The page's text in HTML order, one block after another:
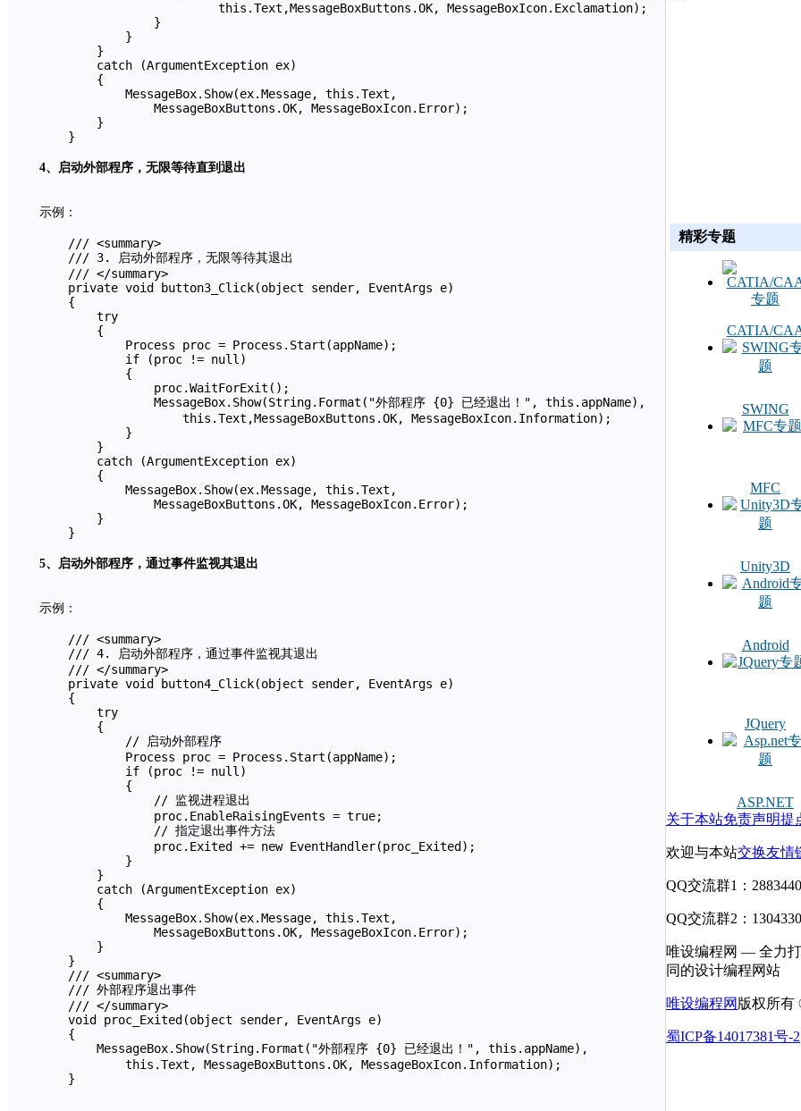
                         this.Text,MessageBoxButtons.OK, MessageBoxIcon.Exclamation);
                }
            }
        }
        catch (ArgumentException ex)
        {
            MessageBox.Show(ex.Message, this.Text,
                MessageBoxButtons.OK, MessageBoxIcon.Error);
        }
    }
4、启动外部程序，无限等待直到退出
示例：
    /// <summary>
    /// 3. 启动外部程序，无限等待其退出
    /// </summary>
    private void button3_Click(object sender, EventArgs e)
    {
        try
        {
            Process proc = Process.Start(appName);
            if (proc != null)
            {
                proc.WaitForExit();
                MessageBox.Show(String.Format("外部程序 {0} 已经退出！", this.appName),
                    this.Text,MessageBoxButtons.OK, MessageBoxIcon.Information);
            }
        }
        catch (ArgumentException ex)
        {
            MessageBox.Show(ex.Message, this.Text,
                MessageBoxButtons.OK, MessageBoxIcon.Error);
        }
    }
5、启动外部程序，通过事件监视其退出
示例：
    /// <summary>
    /// 4. 启动外部程序，通过事件监视其退出
    /// </summary>
    private void button4_Click(object sender, EventArgs e)
    {
        try
        {
            // 启动外部程序
            Process proc = Process.Start(appName);
            if (proc != null)
            {
                // 监视进程退出
                proc.EnableRaisingEvents = true;
                // 指定退出事件方法
                proc.Exited += new EventHandler(proc_Exited);
            }
        }
        catch (ArgumentException ex)
        {
            MessageBox.Show(ex.Message, this.Text,
                MessageBoxButtons.OK, MessageBoxIcon.Error);
        }
    }
    /// <summary>
    /// 外部程序退出事件
    /// </summary>
void proc_Exited(object sender, EventArgs e)
{
MessageBox.Show(String.Format("外部程序 {0} 已经退出！", this.appName),
this.Text, MessageBoxButtons.OK, MessageBoxIcon.Information);
}
精彩专题
CATIA/
SWING
MFC
Unity3D
Android
JQuery
ASP.NET
关于本站免责声明提
欢迎与本站交换友情
QQ交流群1：
QQ交流群2：
唯设编程网 — 全力
同的设计编程网站
唯设编程网 版权所有
蜀ICP备14017381号-2